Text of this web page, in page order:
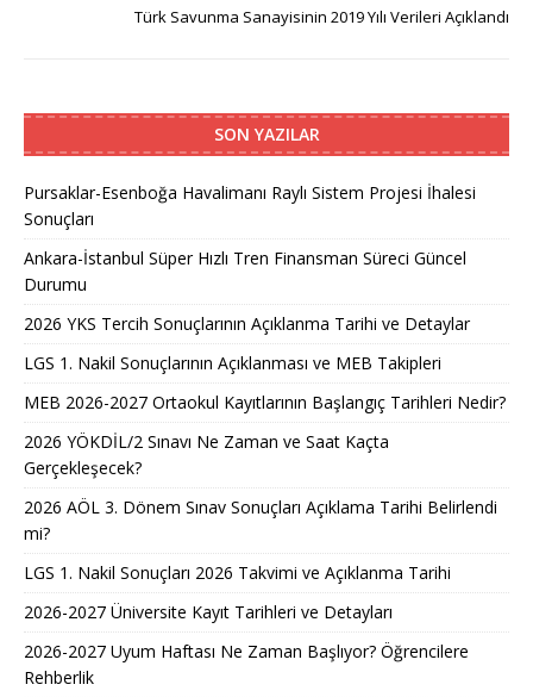
Türk Savunma Sanayisinin 2019 Yılı Verileri Açıklandı
SON YAZILAR
Pursaklar-Esenboğa Havalimanı Raylı Sistem Projesi İhalesi
Sonuçları
Ankara-İstanbul Süper Hızlı Tren Finansman Süreci Güncel
Durumu
2026 YKS Tercih Sonuçlarının Açıklanma Tarihi ve Detaylar
LGS 1. Nakil Sonuçlarının Açıklanması ve MEB Takipleri
MEB 2026-2027 Ortaokul Kayıtlarının Başlangıç Tarihleri Nedir?
2026 YÖKDİL/2 Sınavı Ne Zaman ve Saat Kaçta
Gerçekleşecek?
2026 AÖL 3. Dönem Sınav Sonuçları Açıklama Tarihi Belirlendi
mi?
LGS 1. Nakil Sonuçları 2026 Takvimi ve Açıklanma Tarihi
2026-2027 Üniversite Kayıt Tarihleri ve Detayları
2026-2027 Uyum Haftası Ne Zaman Başlıyor? Öğrencilere
Rehberlik